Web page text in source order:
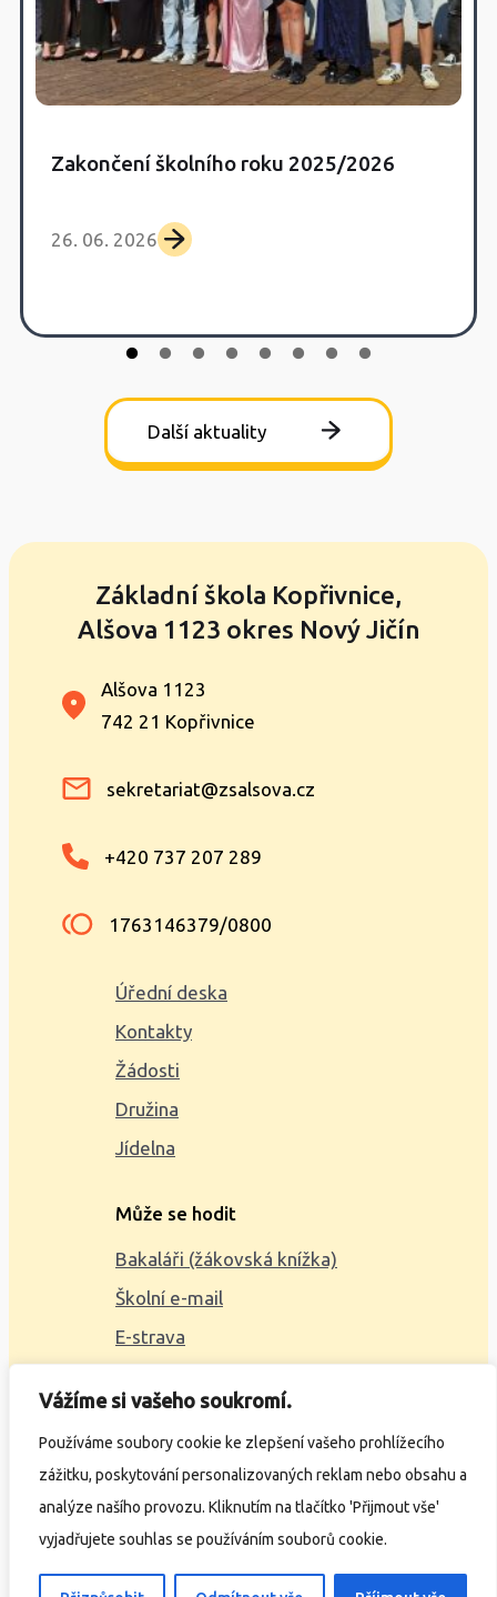
Vážíme si vašeho soukromí.
Používáme soubory cookie ke zlepšení vašeho prohlížecího
zážitku, poskytování personalizovaných reklam nebo obsahu a
analýze našího provozu. Kliknutím na tlačítko 'Přijmout vše'
vyjadřujete souhlas se používáním souborů cookie.
Zakončení školního roku 2025/2026
26. 06. 2026
Další aktuality
Základní škola Kopřivnice,
Alšova 1123 okres Nový Jičín
Alšova 1123
742 21 Kopřivnice
sekretariat@zsalsova.cz
+420 737 207 289
1763146379/0800
Úřední deska
Kontakty
Žádosti
Družina
Jídelna
Může se hodit
Bakaláři (žákovská knížka)
Školní e-mail
E-strava
2023 © ZŠ Alšova, vytvořilWčil.cz
Ochrana osobních údajů
Prohlášení o přístupnosti